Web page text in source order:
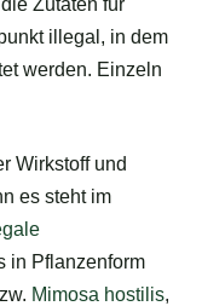
illegal, in dem
werden. Einzeln
Wirkstoff und
es steht im
in Pflanzenform
Mimosa hostilis,